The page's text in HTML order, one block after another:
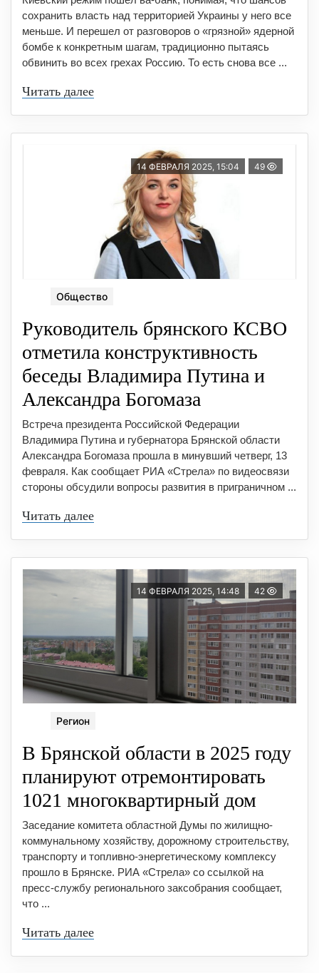
сохранить власть над территорией Украины у него все
меньше. И перешел от разговоров о «грязной» ядерной
бомбе к конкретным шагам, традиционно пытаясь
обвинить во всех грехах Россию. То есть снова все ...
Читать далее
14 ФЕВРАЛЯ 2025, 15:04 49
Общество
Руководитель брянского КСВО
отметила конструктивность
беседы Владимира Путина и
Александра Богомаза
Встреча президента Российской Федерации
Владимира Путина и губернатора Брянской области
Александра Богомаза прошла в минувший четверг, 13
февраля. Как сообщает РИА «Стрела» по видеосвязи
стороны обсудили вопросы развития в приграничном ...
Читать далее
14 ФЕВРАЛЯ 2025, 14:48 42
Регион
В Брянской области в 2025 году
планируют отремонтировать
1021 многоквартирный дом
Заседание комитета областной Думы по жилищно-
коммунальному хозяйству, дорожному строительству,
транспорту и топливно-энергетическому комплексу
прошло в Брянске. РИА «Стрела» со ссылкой на
пресс-службу регионального заксобрания сообщает,
что ...
Читать далее